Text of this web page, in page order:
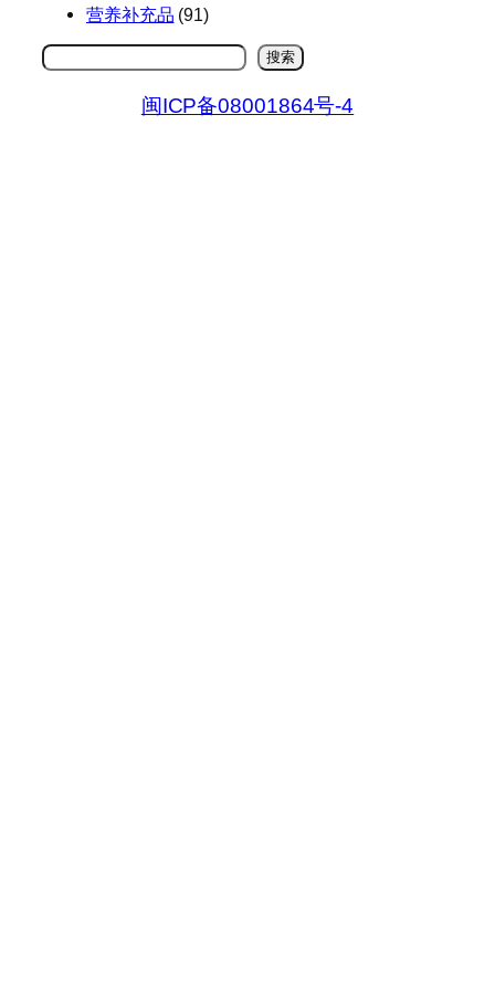
营养补充品 (91)
搜
搜索
闽ICP备08001864号-4